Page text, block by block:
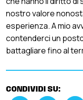
nostro valore
esperienza. A mio
contenderci un
battagliare fino al
CONDIVIDI SU: